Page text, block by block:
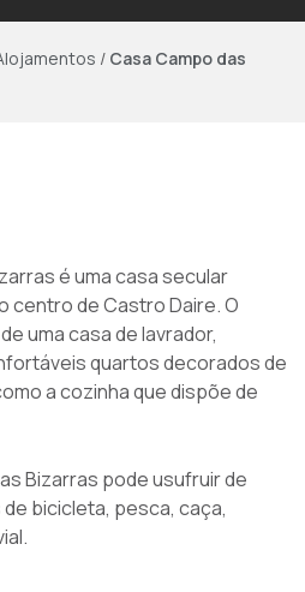
/ Casa Campo das
é uma casa secular
centro de Castro Daire. O
uma casa de lavrador,
quartos decorados de
a cozinha que dispõe de
Bizarras pode usufruir de
bicicleta, pesca, caça,